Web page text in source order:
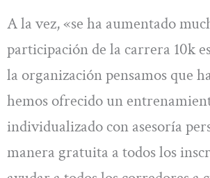
A la vez, «se ha aumentado
participación de la carrera 10k
la organización pensamos que
hemos ofrecido un
individualizado con asesoría
manera gratuita a todos los